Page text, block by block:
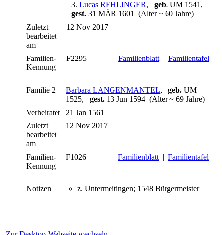
3. Lucas REHLINGER, geb. UM 1541,
gest. 31 MÄR 1601 (Alter ~ 60 Jahre)
Zuletzt
bearbeitet
am
12 Nov 2017
Familien-
Kennung
F2295 Familienblatt | Familientafel
Familie 2 Barbara LANGENMANTEL, geb. UM
1525, gest. 13 Jun 1594 (Alter ~ 69 Jahre)
Verheiratet
21 Jan 1561
Zuletzt
bearbeitet
am
12 Nov 2017
Familien-
Kennung
F1026 Familienblatt | Familientafel
Notizen z. Untermeitingen; 1548 Bürgermeister